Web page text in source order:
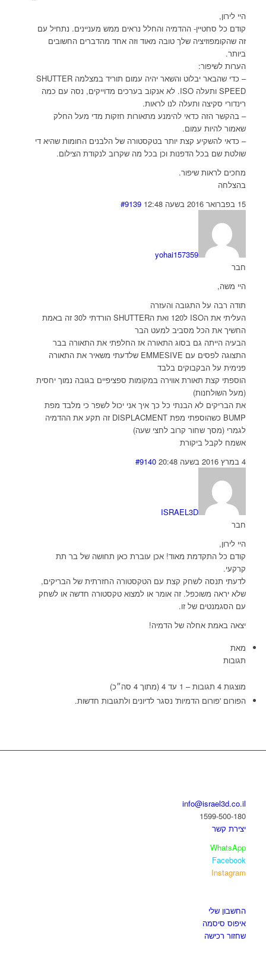
היי לירון,
קודם כל סחטיין- ההדמיה והחלל נראים ממש מעניינים. נתחיל עם
זה שהקומפוזיציה שלך טובה מאוד וזה אחד מהדברים החשובים
ביותר.
הערות לשיפור:
– כדי שהבאר יבלוט והשאר יהיה עמום תוריד במצלמה SHUTTER
SPEED ותעלה ISO. לא אנקוב בערכים מדוייקים, נסה עם כמה
רינדורי סקיצה ותעלה לנו לראות.
– בהקשר הזה כדאי להימנע מתאורות חזקות מדי מעל החלק
שאמור להיות עמום.
– כדאי להשקיע קצת יותר בטקסטורה של הלבנים החומות שהיא די
שולטת שם בכל הדפנות וכן בכל מה שקרוב לנקודת הצילום.
מחכים לראות שיפור.
בהצלחה
15 בפברואר 2016 בשעה 12:48
#9139
yohai157359
חבר
היי משה,
תודה רבה על התגובה והעזרה
העליתי את הISO ל120 ואת הSHUTTER הורדתי ל30 זה באמת
החשיך את הכל מסביב למעט הבר
הבעיה הייתה גם בסוג התאורה אז החלפתי את התאורה בבר
התצוגה לפסים עם EMMESIVE שלדעתי משאיר את התאורה
פנימית על הבקבוקים בלבד
הוספתי קצת תאורת אווירה במקומות ספציפיים בגובה נמוך יחסית
(מעל השולחנות)
את הבריקים לא הבנתי כל כך איך אני יכול לשפר כי מלבד מפת
BUMP כשהוספתי מפת DISPLACMENT זה תקע את ההדמיה
לגמרי (מסך שחור קרוב לחצי שעה)
אשמח לקבל ביקורת
4 במרץ 2016 בשעה 20:48
#9140
ISRAEL3D
חבר
היי לירון,
קודם כל התקדמת מאוד! אכן עוברת כאן תחושה של בר תת
קרקעי.
לדעתי תנסה לשחק קצת עם הטקסטורה החזרתית של הבריקים,
שלא יראה משוכפל. זה אומר או למצוא טקסטורה חדשה או לשחק
עם הסגמנטים של זו.
יצאה באמת אחלה של הדמיה!
מאת
תגובות
מוצגות 4 תגובות – 1 עד 4 (מתוך 4 סה״כ)
הפורום 'פורום הדמיות' נסגר לדיונים ולתגובות חדשות.
info@israel3d.co.il
1599-500-180
יצירת קשר
WhatsApp
Facebook
Instagram
החשבון שלי
איפוס סיסמה
שחזור רכישה